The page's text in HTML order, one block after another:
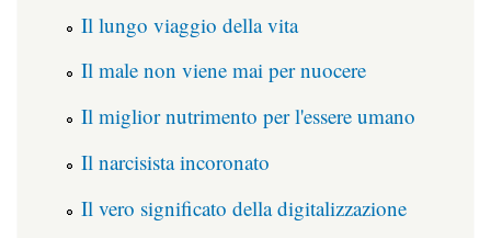
Il lungo viaggio della vita
Il male non viene mai per nuocere
Il miglior nutrimento per l'essere umano
Il narcisista incoronato
Il vero significato della digitalizzazione